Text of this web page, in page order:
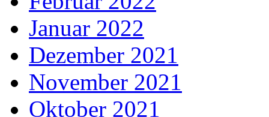
Januar 2022
Dezember 2021
November 2021
Oktober 2021